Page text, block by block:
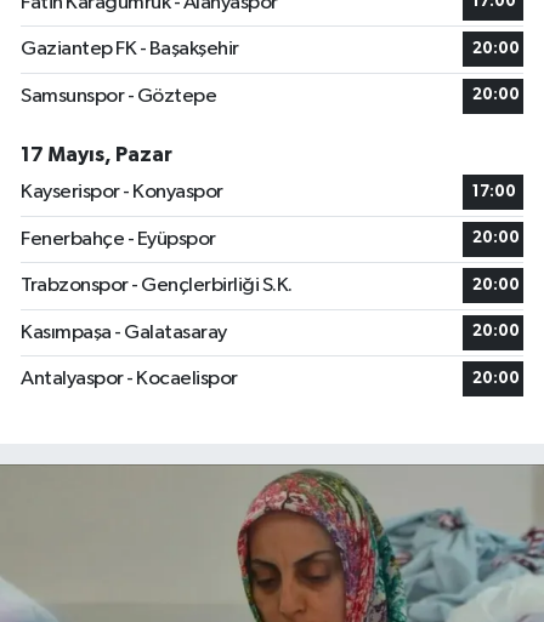
Gaziantep FK - Başakşehir 20:00
Samsunspor - Göztepe 20:00
17 Mayıs, Pazar
Kayserispor - Konyaspor
17:00
Fenerbahçe - Eyüpspor 20:00
Trabzonspor - Gençlerbirliği S.K. 20:00
Kasımpaşa - Galatasaray 20:00
Antalyaspor - Kocaelispor 20:00